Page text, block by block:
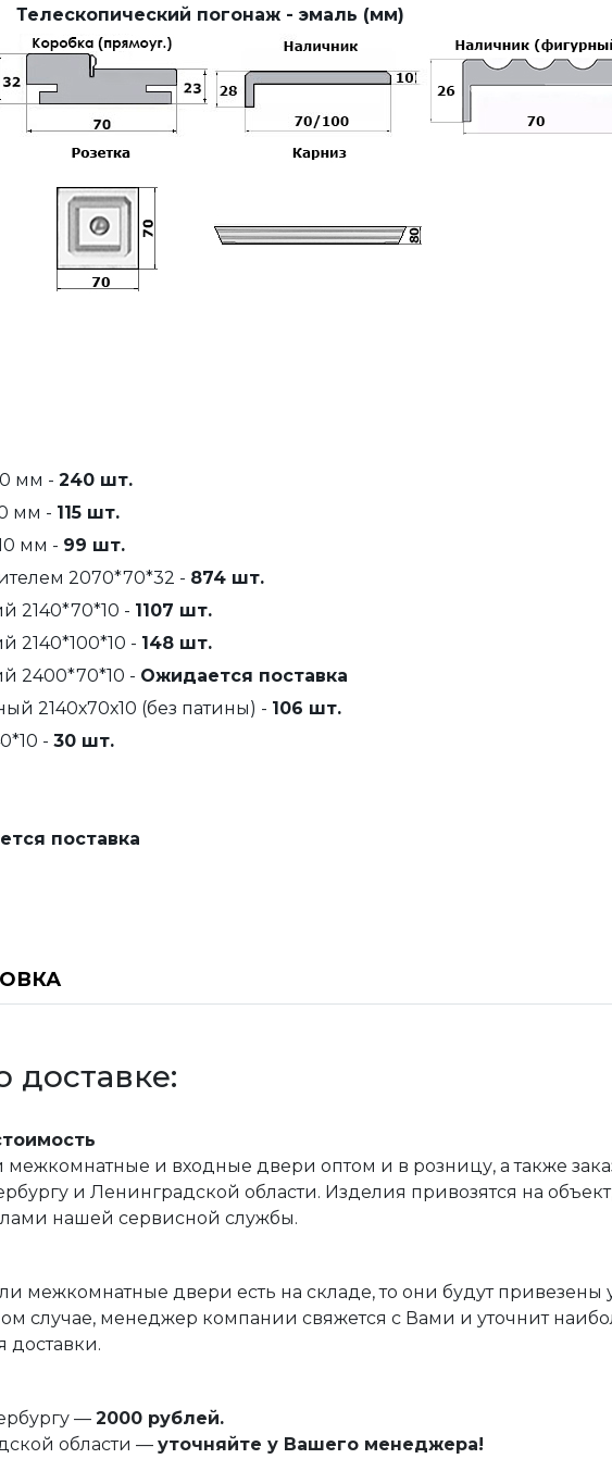
Телескопический погонаж - эмаль (мм)
мм - 240 шт.
мм - 115 шт.
мм - 99 шт.
2070*70*32 - 874 шт.
2140*70*10 - 1107 шт.
2140*100*10 - 148 шт.
2400*70*10 - Ожидается поставка
2140х70х10 (без патины) - 106 шт.
- 30 шт.
поставка
и входные двери оптом и в розницу, а также
и Ленинградской области. Изделия привозятся на
нашей сервисной службы.
межкомнатные двери есть на складе, то они будут привезены
случае, менеджер компании свяжется с Вами и уточнит
доставки.
— 2000 рублей.
области — уточняйте у Вашего менеджера!